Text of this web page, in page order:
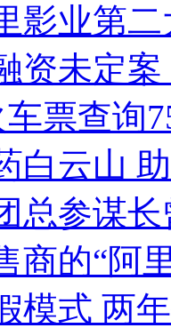
影业第
资未定
车票查询
白云山
总参谋
商的“阿
模式 两